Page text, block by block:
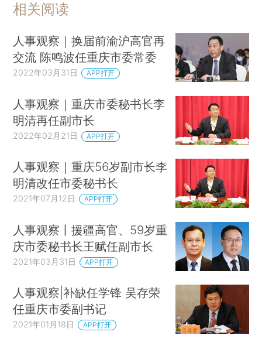
相关阅读
人事观察｜换届前渝沪高官再
交流 陈鸣波任重庆市委常委
2022年03月31日 APP打开
人事观察｜重庆市委秘书长李
明清再任副市长
2022年02月21日 APP打开
人事观察｜重庆56岁副市长李
明清改任市委秘书长
2021年07月12日 APP打开
人事观察丨援疆高官、59岁重
庆市委秘书长王赋任副市长
2021年03月31日 APP打开
人事观察|补缺任学锋 吴存荣
任重庆市委副书记
2021年01月18日 APP打开